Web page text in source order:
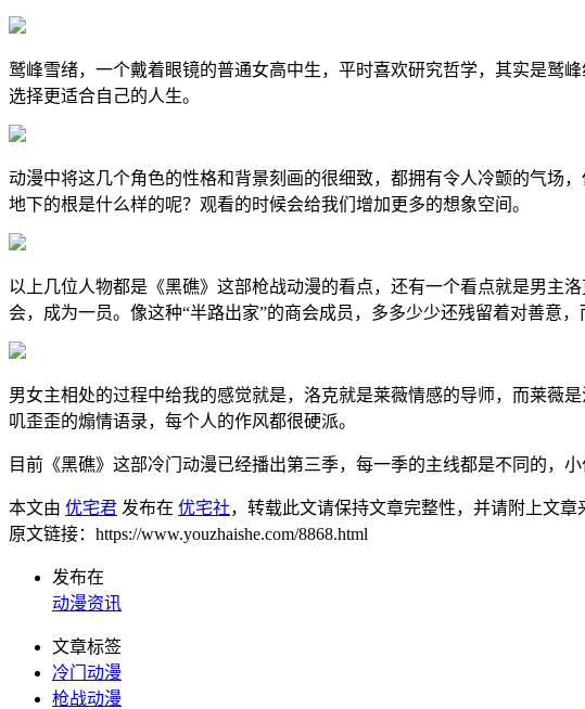
鹫峰雪绪，一个戴着眼镜的普通女高中生，平时喜欢研究哲学，其实是鹫
选择更适合自己的人生。
动漫中将这几个角色的性格和背景刻画的很细致，都拥有令人冷颤的气场
地下的根是什么样的呢？观看的时候会给我们增加更多的想象空间。
以上几位人物都是《黑礁》这部枪战动漫的看点，还有一个看点就是男主
会，成为一员。像这种“半路出家”的商会成员，多多少少还残留着对善意
男女主相处的过程中给我的感觉就是，洛克就是莱薇情感的导师，而莱薇
叽歪歪的煽情语录，每个人的作风都很硬派。
目前《黑礁》这部冷门动漫已经播出第三季，每一季的主线都是不同的，
本文由 优宅君 发布在 优宅社，转载此文请保持文章完整性，并请附上文章
原文链接：https://www.youzhaishe.com/8868.html
发布在
动漫资讯
文章标签
冷门动漫
枪战动漫